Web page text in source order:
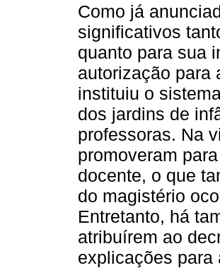
Como já
significativos
quanto para sua
autorização para
instituiu o
dos jardins de
professoras. Na
promoveram
docente, o que
do magistério
Entretanto, há
atribuírem ao
explicações para